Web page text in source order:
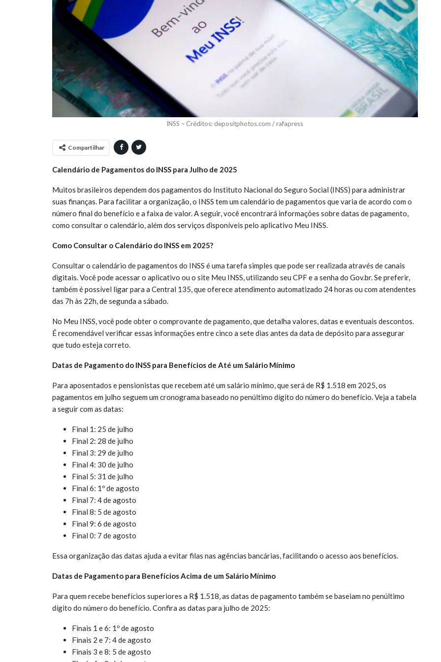
INSS – Créditos: depositphotos.com / rafapress
Compartilhar
Calendário de Pagamentos do INSS para Julho de 2025
Muitos brasileiros dependem dos pagamentos do Instituto Nacional do Seguro Social (INSS) para administrar
suas finanças. Para facilitar a organização, o INSS tem um calendário de pagamentos que varia de acordo com o
número final do benefício e a faixa de valor. A seguir, você encontrará informações sobre datas de pagamento,
como consultar o calendário, além dos serviços disponíveis pelo aplicativo Meu INSS.
Como Consultar o Calendário do INSS em 2025?
Consultar o calendário de pagamentos do INSS é uma tarefa simples que pode ser realizada através de canais
digitais. Você pode acessar o aplicativo ou o site Meu INSS, utilizando seu CPF e a senha do Gov.br. Se preferir,
também é possível ligar para a Central 135, que oferece atendimento automatizado 24 horas ou com atendentes
das 7h às 22h, de segunda a sábado.
No Meu INSS, você pode obter o comprovante de pagamento, que detalha valores, datas e eventuais descontos.
É recomendável verificar essas informações entre cinco a sete dias antes da data de depósito para assegurar
que tudo esteja correto.
Datas de Pagamento do INSS para Benefícios de Até um Salário Mínimo
Para aposentados e pensionistas que recebem até um salário mínimo, que será de R$ 1.518 em 2025, os
pagamentos em julho seguem um cronograma baseado no penúltimo dígito do número do benefício. Veja a tabela
a seguir com as datas:
Final 1: 25 de julho
Final 2: 28 de julho
Final 3: 29 de julho
Final 4: 30 de julho
Final 5: 31 de julho
Final 6: 1º de agosto
Final 7: 4 de agosto
Final 8: 5 de agosto
Final 9: 6 de agosto
Final 0: 7 de agosto
Essa organização das datas ajuda a evitar filas nas agências bancárias, facilitando o acesso aos benefícios.
Datas de Pagamento para Benefícios Acima de um Salário Mínimo
Para quem recebe benefícios superiores a R$ 1.518, as datas de pagamento também se baseiam no penúltimo
dígito do número do benefício. Confira as datas para julho de 2025:
Finais 1 e 6: 1º de agosto
Finais 2 e 7: 4 de agosto
Finais 3 e 8: 5 de agosto